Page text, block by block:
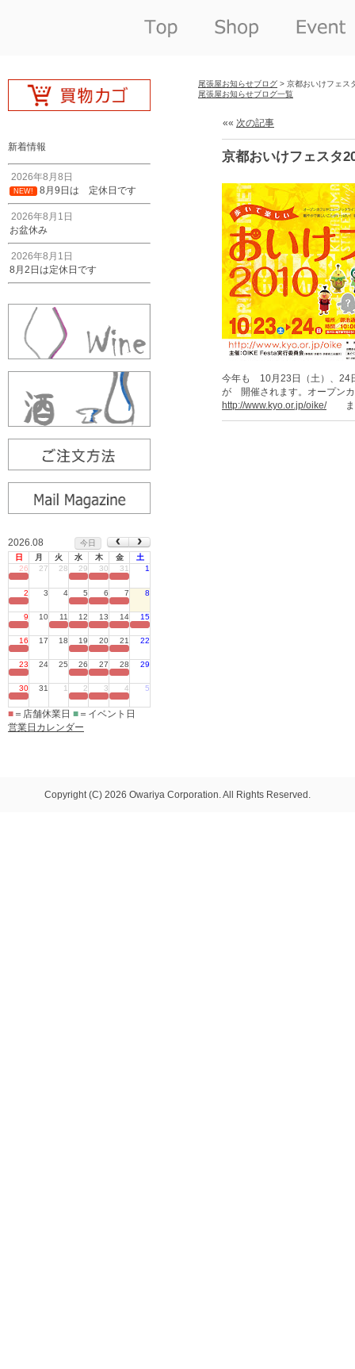
新着情報
2026年8月8日
NEW! 8月9日は 定休日です
2026年8月1日
お盆休み
2026年8月1日
8月2日は定休日です
2026.08
今日
日
月 火 水 木 金
土
26
27 28 29 30 31 1
2 3 4 5 6 7 8
9 10 11 12 13 14 15
16 17 18 19 20 21 22
23 24 25 26 27 28 29
30 31 1 2 3 4 5
■ ＝店舗休業日 ■ ＝イベント日
営業日カレンダー
尾張屋お知らせブログ > 京都おいけフェス
尾張屋お知らせブログ一覧
«« 次の記事
京都おいけフェスタ
今年も 10月23日（土）、24
が 開催されます。オープン
http://www.kyo.or.jp/oike/ま
Copyright (C) 2026 Owariya Corporation. All Rights Reserved.